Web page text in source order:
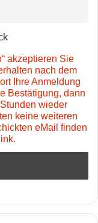
akzeptieren Sie
nach dem
Ihre Anmeldung
Bestätigung, dann
wieder
keine weiteren
eMail finden